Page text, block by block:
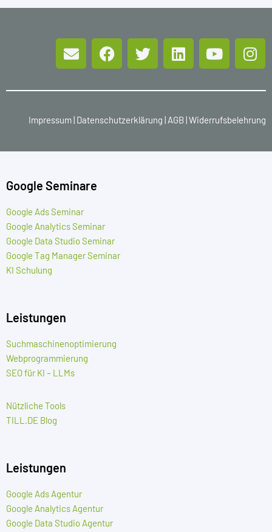
Impressum Datenschutzerklärung AGB Widerrufsbelehrung
Google Seminare
Google Ads Seminar
Google Analytics Seminar
Google Data Studio Seminar
Google Tag Manager Seminar
KI Schulung
Leistungen
Suchmaschinenoptimierung
Webprogrammierung
SEO für KI – LLMs
Nützliche Tools
TILL.DE Blog
Leistungen
Google Ads Agentur
Google Analytics Agentur
Google Data Studio Agentur